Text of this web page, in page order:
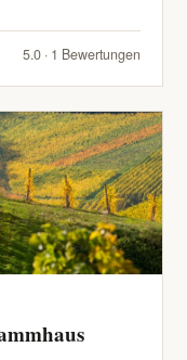
5.0 · 1 Bewertungen